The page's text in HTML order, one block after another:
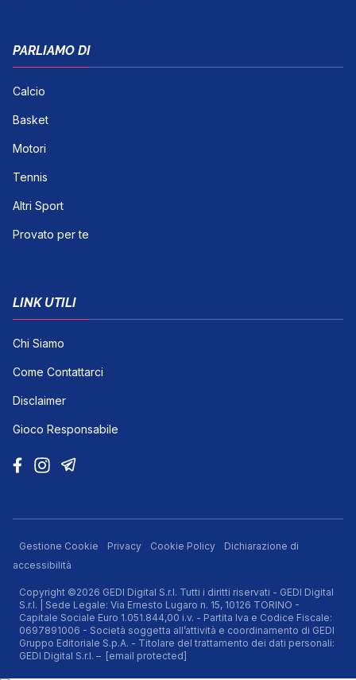
PARLIAMO DI
Calcio
Basket
Motori
Tennis
Altri Sport
Provato per te
LINK UTILI
Chi Siamo
Come Contattarci
Disclaimer
Gioco Responsabile
Gestione Cookie Privacy Cookie Policy
Dichiarazione di
accessibilità
Copyright ©2026 GEDI Digital S.r.l. Tutti i diritti riservati - GEDI Digital
S.r.l. | Sede Legale: Via Ernesto Lugaro n. 15, 10126 TORINO -
Capitale Sociale Euro 1.051.844,00 i.v. - Partita Iva e Codice Fiscale:
0697891006 - Società soggetta all’attività e coordinamento di GEDI
Gruppo Editoriale S.p.A. - Titolare del trattamento dei dati personali:
GEDI Digital S.r.l. – [email protected]